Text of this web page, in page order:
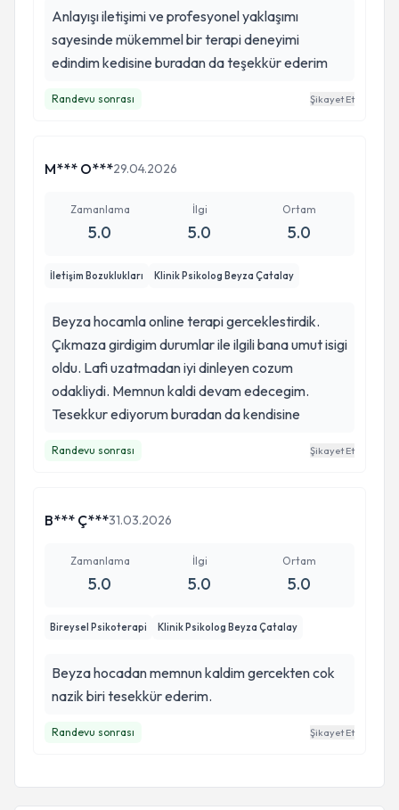
Anlayışı iletişimi ve profesyonel yaklaşımı
sayesinde mükemmel bir terapi deneyimi
edindim kedisine buradan da teşekkür ederim
Randevu sonrası Şikayet Et
M*** O***29.04.2026
Zamanlama
5.0
İlgi
5.0
Ortam
5.0
İletişim Bozuklukları Klinik Psikolog Beyza Çatalay
Beyza hocamla online terapi gerceklestirdik.
Çıkmaza girdigim durumlar ile ilgili bana umut isigi
oldu. Lafi uzatmadan iyi dinleyen cozum
odakliydi. Memnun kaldi devam edecegim.
Tesekkur ediyorum buradan da kendisine
Randevu sonrası Şikayet Et
B*** Ç***31.03.2026
Zamanlama
5.0
İlgi
5.0
Ortam
5.0
Bireysel Psikoterapi Klinik Psikolog Beyza Çatalay
Beyza hocadan memnun kaldim gercekten cok
nazik biri tesekkür ederim.
Randevu sonrası Şikayet Et